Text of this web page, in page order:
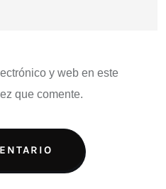
y web en este
que comente.